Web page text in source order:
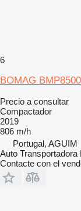
6
BOMAG BMP8500
Precio a consultar
Compactador
2019
806 m/h
Portugal, AGUIM
Auto
Contacte con el